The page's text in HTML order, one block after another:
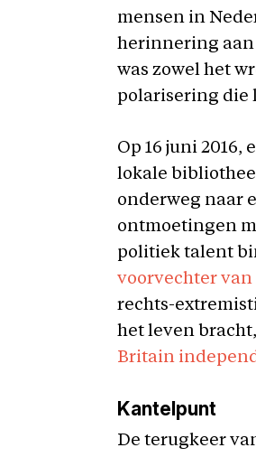
mensen in
herinnering aan
was zowel het
polarisering die
Op 16 juni 2016,
lokale
onderweg naar
ontmoetingen
politiek talent
voorvechter
rechts-
het leven
Britain
Kantelpunt
De terugkeer